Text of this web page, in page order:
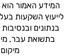
המידע האמור הוא
לייעוץ השקעות
בנתונים
בתשואת עבר,